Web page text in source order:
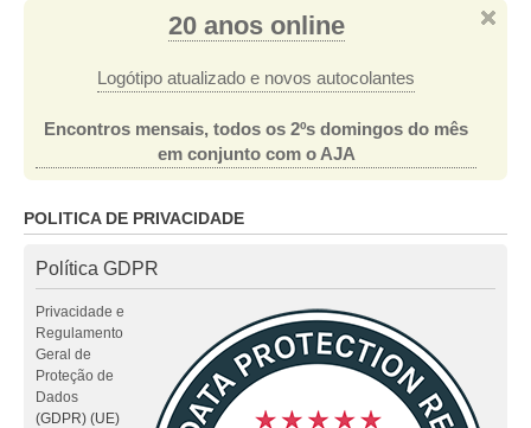
20 anos online
Logótipo atualizado e novos autocolantes
Encontros mensais, todos os 2ºs domingos do mês
em conjunto com o AJA
POLITICA DE PRIVACIDADE
Política GDPR
Privacidade e
Regulamento
Geral de
Proteção de
Dados
(GDPR) (UE)